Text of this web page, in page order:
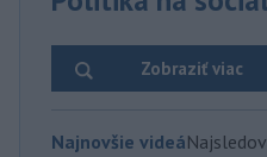
Zobraziť viac
Najnovšie videá